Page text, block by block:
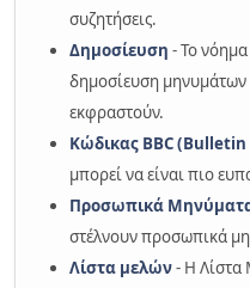
συζητήσεις.
Δημοσίευση - Το
δημοσίευση μηνυμάτων
εκφραστούν.
Κώδικας BBC (Bulletin
μπορεί να είναι πιο
Προσωπικά
στέλνουν προσωπικά
Λίστα μελών- Η Λίστα